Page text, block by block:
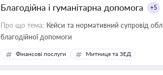
Благодійна і гуманітарна допомога +5
Про що тема: Кейси та нормативний супровід
благодійної допомоги
Фінансові послуги Митниця та ЗЕД